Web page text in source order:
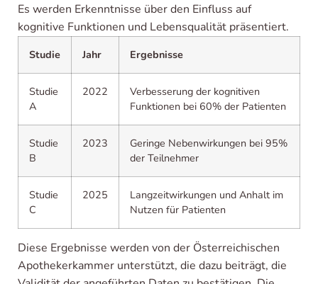
Es werden Erkenntnisse über den Einfluss auf
kognitive Funktionen und Lebensqualität präsentiert.
Studie Jahr Ergebnisse
Studie
A
2022
Verbesserung der kognitiven
Funktionen bei 60% der Patienten
Studie
B
2023
Geringe Nebenwirkungen bei 95%
der Teilnehmer
Studie
C
2025
Langzeitwirkungen und Anhalt im
Nutzen für Patienten
Diese Ergebnisse werden von der Österreichischen
Apothekerkammer unterstützt, die dazu beiträgt, die